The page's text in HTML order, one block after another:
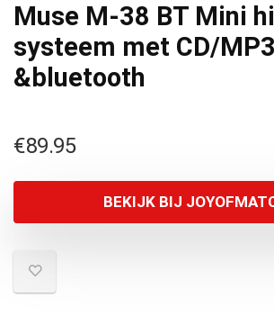
Muse M-38 BT Mini
systeem met CD/
&bluetooth
€89.95
BEKIJK BIJ